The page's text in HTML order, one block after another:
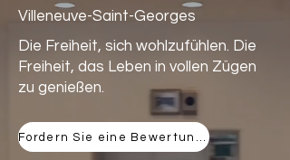
Villeneuve-Saint-Georges
Die Freiheit, sich wohlzufühlen. Die
Freiheit, das Leben in vollen Zügen
zu genießen.